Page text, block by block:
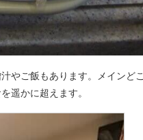
やご飯もあります。メインどこ
遥かに超えます。